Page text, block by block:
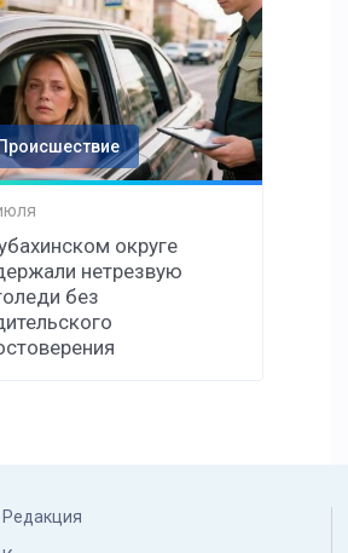
округе
нетрезвую
без
Редакция